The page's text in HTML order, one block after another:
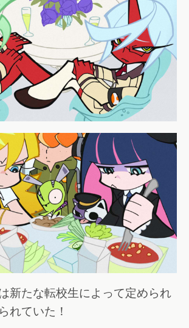
新たな転校生によって定められ
れていた！